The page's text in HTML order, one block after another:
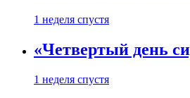
1 неделя спустя
«Четвертый день
1 неделя спустя